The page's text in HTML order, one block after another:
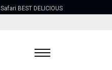
Safari BEST DELICIOUS